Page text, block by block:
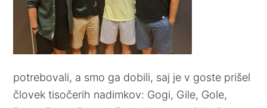
potrebovali, a smo ga dobili, saj je v goste prišel
človek tisočerih nadimkov: Gogi, Gile, Gole,